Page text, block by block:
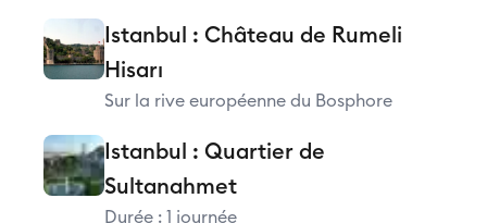
Istanbul : Château de Rumeli
Hisarı
Sur la rive européenne du Bosphore
Istanbul : Quartier de
Sultanahmet
Durée : 1 journée